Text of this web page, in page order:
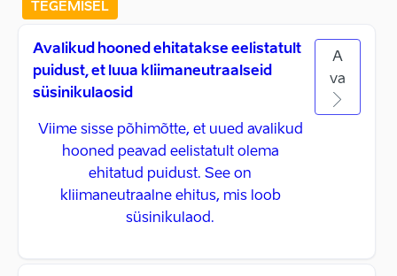
TEGEMISEL
Avalikud hooned ehitatakse eelistatult
puidust, et luua kliimaneutraalseid
süsinikulaosid
Viime sisse põhimõtte, et uued avalikud
hooned peavad eelistatult olema
ehitatud puidust. See on
kliimaneutraalne ehitus, mis loob
süsinikulaod.
A
va